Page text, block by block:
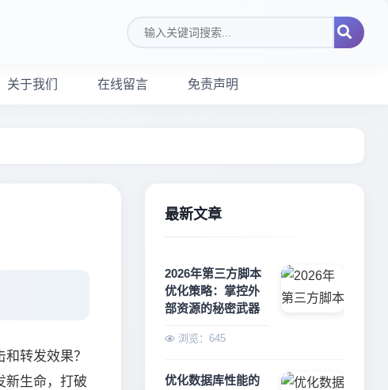
搜索关键词
关于我们 在线留言 免责声明
转发效果？
新生命，打破
最新文章
2026年第三方脚本
优化策略：掌控外
部资源的秘密武器
浏览：645
优化数据库性能的